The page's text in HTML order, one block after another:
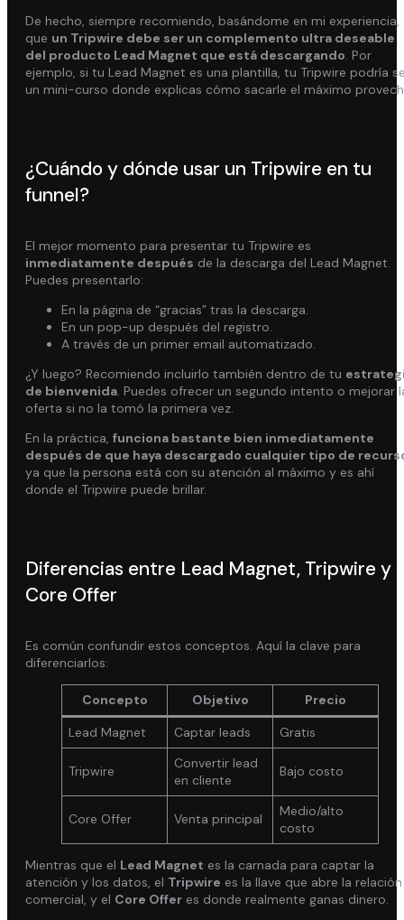
De hecho, siempre recomiendo, basándome en mi experiencia,
que un Tripwire debe ser un complemento ultra deseable
del producto Lead Magnet que está descargando. Por
ejemplo, si tu Lead Magnet es una plantilla, tu Tripwire podría
un mini-curso donde explicas cómo sacarle el máximo
¿Cuándo y dónde usar un Tripwire en tu
funnel?
El mejor momento para presentar tu Tripwire es
inmediatamente después de la descarga del Lead Magnet.
Puedes presentarlo:
En la página de “gracias” tras la descarga.
En un pop-up después del registro.
A través de un primer email automatizado.
¿Y luego? Recomiendo incluirlo también dentro de tu
de bienvenida. Puedes ofrecer un segundo intento o mejorar
oferta si no la tomó la primera vez.
En la práctica, funciona bastante bien inmediatamente
después de que haya descargado cualquier tipo de
ya que la persona está con su atención al máximo y es ahí
donde el Tripwire puede brillar.
Diferencias entre Lead Magnet, Tripwire y
Core Offer
Es común confundir estos conceptos. Aquí la clave para
diferenciarlos:
Concepto Objetivo
Precio
Lead Magnet
Captar leads Gratis
Tripwire
Convertir lead
en cliente
Bajo costo
Core Offer Venta principal
Medio/alto
costo
Mientras que el Lead Magnet es la carnada para captar la
atención y los datos, el Tripwire es la llave que abre la relación
comercial, y el Core Offer es donde realmente ganas dinero.